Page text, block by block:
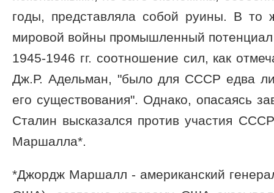
годы, представляла собой руины. В то
мировой войны промышленный
1945-1946 гг. соотношение сил, как
Дж.Р. Адельман, "было для СССР едва
его существования". Однако, опасаясь
Сталин высказался против участия
Маршалла*.
*Джордж Маршалл - американский